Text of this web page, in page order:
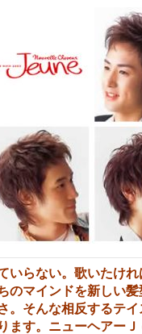
いらない。歌いたけ
のマインドを新しい
。そんな相反するテ
ます。ニューヘアー